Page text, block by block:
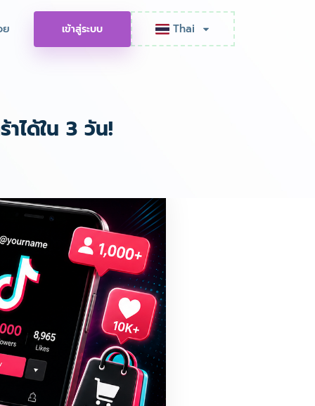
ย เข้าสู่ระบบ Thai
ได้ใน 3 วัน!